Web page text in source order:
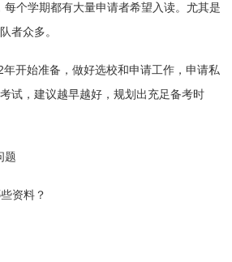
每个学期都有大量申请者希望入读。尤其是
者众多。
开始准备，做好选校和申请工作，申请私
试，建议越早越好，规划出充足备考时
题
资料？